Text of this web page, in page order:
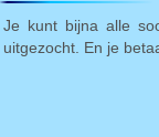
Je kunt bijna alle
uitgezocht. En je